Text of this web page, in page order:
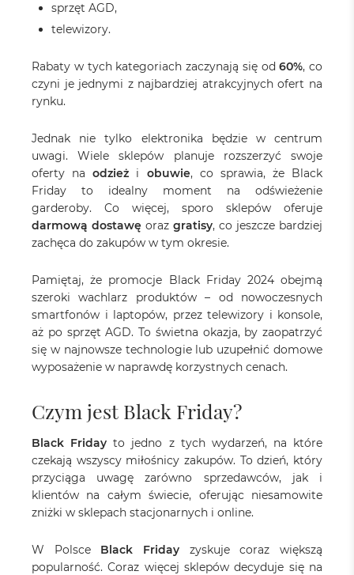
sprzęt AGD,
telewizory.
Rabaty w tych kategoriach zaczynają się od60%, co
czyni je jednymi z najbardziej atrakcyjnych ofert na
rynku.
Jednak nie tylko elektronika będzie w centrum
uwagi. Wiele sklepów planuje rozszerzyć swoje
oferty naodzież i obuwie, co sprawia, że Black
Friday to idealny moment na odświeżenie
garderoby. Co więcej, sporo sklepów oferuje
darmową dostawę oraz gratisy, co jeszcze bardziej
zachęca do zakupów w tym okresie.
Pamiętaj, że promocje Black Friday 2024 obejmą
szeroki wachlarz produktów – od nowoczesnych
smartfonów i laptopów, przez telewizory i konsole,
aż po sprzęt AGD. To świetna okazja, by zaopatrzyć
się w najnowsze technologie lub uzupełnić domowe
wyposażenie w naprawdę korzystnych cenach.
Czym jest Black Friday?
Black Fridayto jedno z tych wydarzeń, na które
czekają wszyscy miłośnicy zakupów. To dzień, który
przyciąga uwagę zarówno sprzedawców, jak i
klientów na całym świecie, oferując niesamowite
zniżki w sklepach stacjonarnych i online.
W Polsce Black Friday zyskuje coraz większą
popularność. Coraz więcej sklepów decyduje się na